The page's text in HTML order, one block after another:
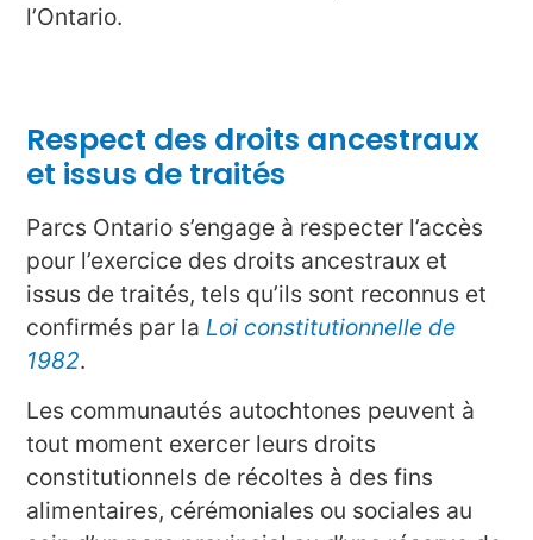
l’Ontario.
Respect des droits ancestraux
et issus de traités
Parcs Ontario s’engage à respecter l’accès
pour l’exercice des droits ancestraux et
issus de traités, tels qu’ils sont reconnus et
confirmés par la Loi constitutionnelle de
1982.
Les communautés autochtones peuvent à
tout moment exercer leurs droits
constitutionnels de récoltes à des fins
alimentaires, cérémoniales ou sociales au